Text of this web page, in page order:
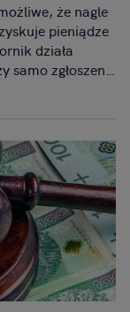
że nagle
pieniądze
działa
zgłoszenie